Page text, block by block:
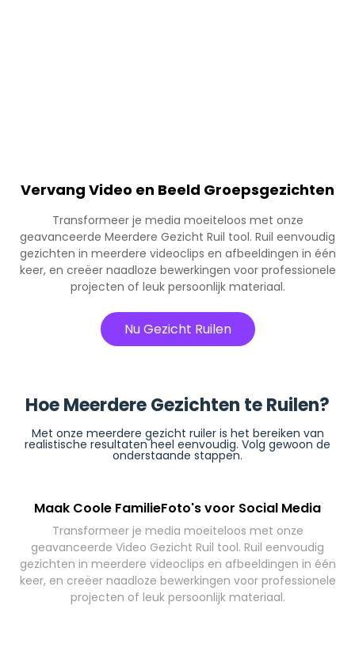
Vervang Video en Beeld Groepsgezichten
Transformeer je media moeiteloos met onze
geavanceerde Meerdere Gezicht Ruil tool. Ruil eenvoudig
gezichten in meerdere videoclips en afbeeldingen in één
keer, en creëer naadloze bewerkingen voor professionele
projecten of leuk persoonlijk materiaal.
Nu Gezicht Ruilen
Hoe Meerdere Gezichten te Ruilen?
Met onze meerdere gezicht ruiler is het bereiken van
realistische resultaten heel eenvoudig. Volg gewoon de
onderstaande stappen.
Maak Coole FamilieFoto's voor Social Media
Transformeer je media moeiteloos met onze
geavanceerde Video Gezicht Ruil tool. Ruil eenvoudig
gezichten in meerdere videoclips en afbeeldingen in één
keer, en creëer naadloze bewerkingen voor professionele
projecten of leuk persoonlijk materiaal.